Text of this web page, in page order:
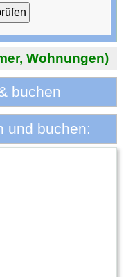
Wohnungen)
buchen
und buchen: